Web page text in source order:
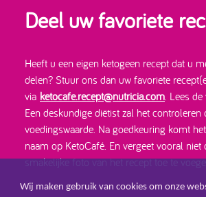
Deel uw favoriete
Heeft u een eigen ketogeen recept dat u
delen? Stuur ons dan uw favoriete
via ketocafe.recept@nutricia.com. Lees
Een deskundige diëtist zal het controleren
voedingswaarde. Na goedkeuring komt
naam op KetoCafé. En vergeet vooral niet
smakelijke foto van het recept toe te
Wij maken gebruik van cookies om onze